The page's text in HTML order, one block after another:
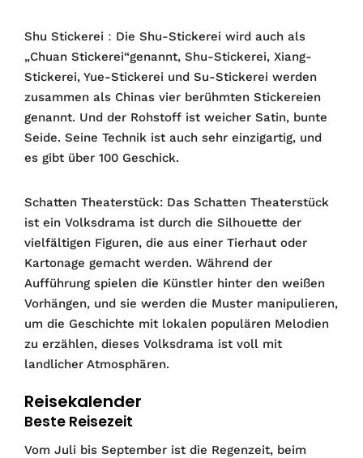
Shu Stickerei：Die Shu-Stickerei wird auch als
„Chuan Stickerei“genannt, Shu-Stickerei, Xiang-
Stickerei, Yue-Stickerei und Su-Stickerei werden
zusammen als Chinas vier berühmten Stickereien
genannt. Und der Rohstoff ist weicher Satin, bunte
Seide. Seine Technik ist auch sehr einzigartig, und
es gibt über 100 Geschick.
Schatten Theaterstück: Das Schatten Theaterstück
ist ein Volksdrama ist durch die Silhouette der
vielfältigen Figuren, die aus einer Tierhaut oder
Kartonage gemacht werden. Während der
Aufführung spielen die Künstler hinter den weißen
Vorhängen, und sie werden die Muster manipulieren,
um die Geschichte mit lokalen populären Melodien
zu erzählen, dieses Volksdrama ist voll mit
landlicher Atmosphären.
Reisekalender
Beste Reisezeit
Vom Juli bis September ist die Regenzeit, beim